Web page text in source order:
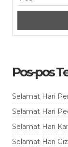
Pos-pos
Selamat Hari
Selamat Hari
Selamat Hari
Selamat Hari